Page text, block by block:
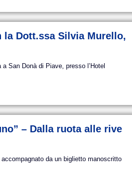
la Dott.ssa Silvia Murello,
San Donà di Piave, presso l’Hotel
– Dalla ruota alle rive
da un biglietto manoscritto